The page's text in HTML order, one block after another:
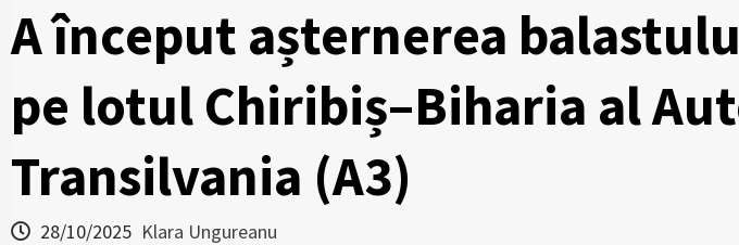
A început așternerea
pe lotul Chiribiș–Biharia al
Transilvania (A3)
28/10/2025 Klara Ungureanu